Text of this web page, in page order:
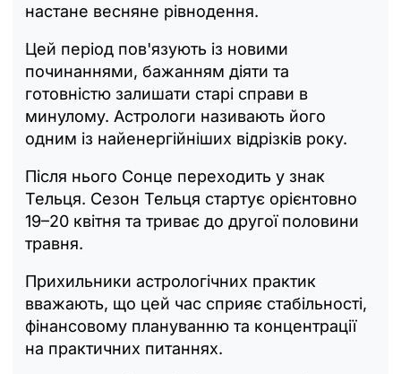
настане весняне рівнодення.
Цей період пов'язують із новими
починаннями, бажанням діяти та
готовністю залишати старі справи в
минулому. Астрологи називають його
одним із найенергійніших відрізків року.
Після нього Сонце переходить у знак
Тельця. Сезон Тельця стартує орієнтовно
19–20 квітня та триває до другої половини
травня.
Прихильники астрологічних практик
вважають, що цей час сприяє стабільності,
фінансовому плануванню та концентрації
на практичних питаннях.